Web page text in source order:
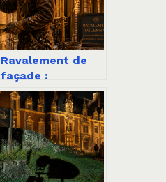
Ravalement de
façade :
l’obligation
décennale et les
3 signes qui
imposent
d’anticiper